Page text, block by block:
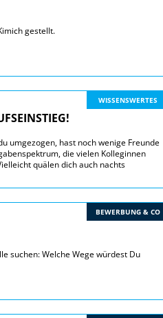
gestellt.
WISSENSWERTES
umgezogen, hast noch wenige Freunde
die vielen Kolleginnen
quälen dich auch nachts
BEWERBUNG & CO
suchen: Welche Wege würdest Du